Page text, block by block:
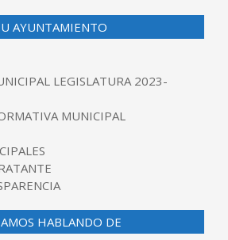
AYUNTAMIENTO
LEGISLATURA 2023-
MUNICIPAL
HABLANDO DE